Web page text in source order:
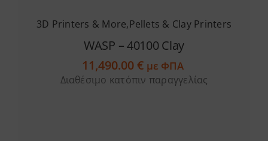
3D Printers & More,Pellets & Clay Printers
WASP – 40100 Clay
11,490.00€ με ΦΠΑ
Διαθέσιμο κατόπιν παραγγελίας